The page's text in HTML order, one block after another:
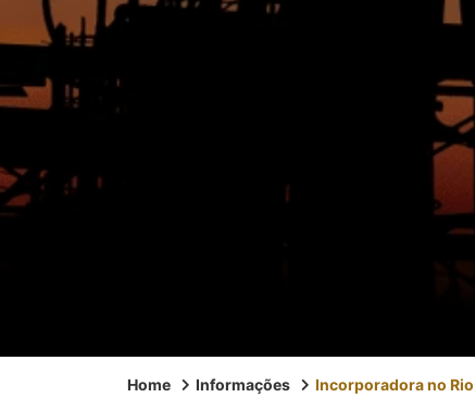
Home Informações Incorporadora no